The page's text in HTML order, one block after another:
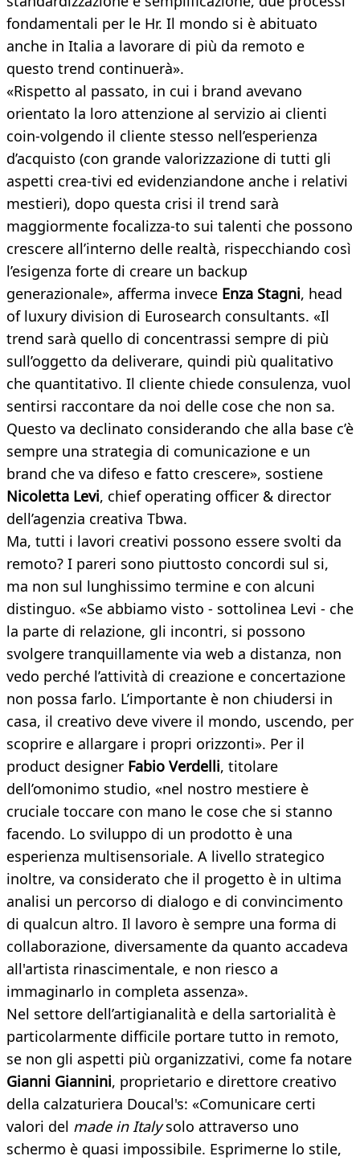
fondamentali per le Hr. Il mondo si è abituato
anche in Italia a lavorare di più da remoto e
questo trend continuerà».
«Rispetto al passato, in cui i brand avevano
orientato la loro attenzione al servizio ai clienti
coin-volgendo il cliente stesso nell’esperienza
d’acquisto (con grande valorizzazione di tutti gli
aspetti crea-tivi ed evidenziandone anche i relativi
mestieri), dopo questa crisi il trend sarà
maggiormente focalizza-to sui talenti che possono
crescere all’interno delle realtà, rispecchiando così
l’esigenza forte di creare un backup
generazionale», afferma invece Enza Stagni, head
of luxury division di Eurosearch consultants. «Il
trend sarà quello di concentrassi sempre di più
sull’oggetto da deliverare, quindi più qualitativo
che quantitativo. Il cliente chiede consulenza, vuol
sentirsi raccontare da noi delle cose che non sa.
Questo va declinato considerando che alla base c’è
sempre una strategia di comunicazione e un
brand che va difeso e fatto crescere», sostiene
Nicoletta Levi, chief operating officer & director
dell’agenzia creativa Tbwa.
Ma, tutti i lavori creativi possono essere svolti da
remoto? I pareri sono piuttosto concordi sul si,
ma non sul lunghissimo termine e con alcuni
distinguo. «Se abbiamo visto - sottolinea Levi - che
la parte di relazione, gli incontri, si possono
svolgere tranquillamente via web a distanza, non
vedo perché l’attività di creazione e concertazione
non possa farlo. L’importante è non chiudersi in
casa, il creativo deve vivere il mondo, uscendo, per
scoprire e allargare i propri orizzonti». Per il
product designer Fabio Verdelli, titolare
dell’omonimo studio, «nel nostro mestiere è
cruciale toccare con mano le cose che si stanno
facendo. Lo sviluppo di un prodotto è una
esperienza multisensoriale. A livello strategico
inoltre, va considerato che il progetto è in ultima
analisi un percorso di dialogo e di convincimento
di qualcun altro. Il lavoro è sempre una forma di
collaborazione, diversamente da quanto accadeva
all'artista rinascimentale, e non riesco a
immaginarlo in completa assenza».
Nel settore dell’artigianalità e della sartorialità è
particolarmente difficile portare tutto in remoto,
se non gli aspetti più organizzativi, come fa notare
Gianni Giannini, proprietario e direttore creativo
della calzaturiera Doucal's: «Comunicare certi
valori del made in Italysolo attraverso uno
schermo è quasi impossibile. Esprimerne lo stile,